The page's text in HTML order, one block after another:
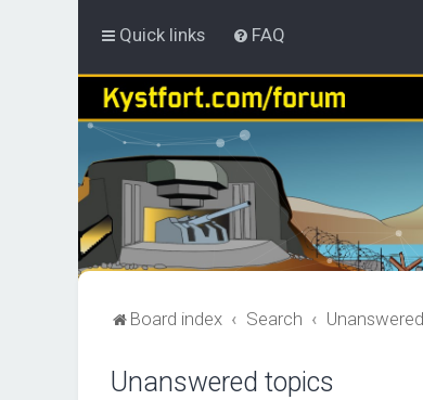
Quick links FAQ
Board index Search
Unanswered topics